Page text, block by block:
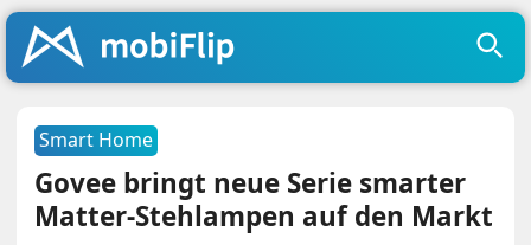
Smart Home
Govee bringt neue Serie smarter
Matter-Stehlampen auf den Markt